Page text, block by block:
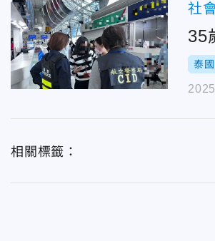
社
35
泰國
相關標籤：